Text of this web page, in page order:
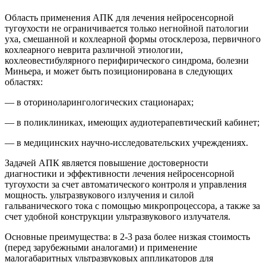
Область применения АПК для лечения нейросенсорной
тугоухости не ограничивается только негнойной патологии
уха, смешанной и кохлеарной формы отосклероза, первичного
кохлеарного неврита различной этиологии,
кохлеовестибулярного перифирического синдрома, болезни
Миньера, и может быть позиционирована в следующих
областях:
— в оториноларингологических стационарах;
— в поликлиниках, имеющих аудиотерапевтический кабинет;
— в медицинских научно-исследовательских учреждениях.
Задачей АПК является повышение достоверности
диагностики и эффективности лечения нейросенсорной
тугоухости за счет автоматического контроля и управления
мощность. ультразвукового излучения и силой
гальванического тока с помощью микропроцессора, а также за
счет удобной конструкции ультразвукового излучателя.
Основные преимущества: в 2-3 раза более низкая стоимость
(перед зарубежными аналогами) и применение
малогабаритных ультразвуковых аппликаторов для